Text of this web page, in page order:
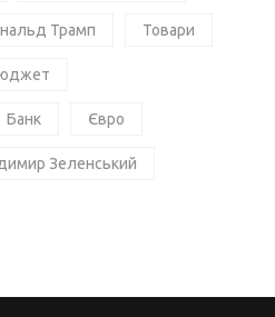
Трамп Товари
Банк Євро
Зеленський